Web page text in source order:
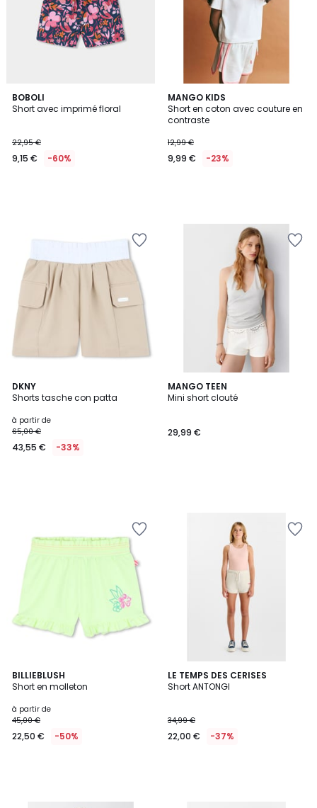
BOBOLI
Short avec imprimé floral
22,95 €
9,15 € -60%
MANGO KIDS
Short en coton avec couture en
contraste
12,99 €
9,99 € -23%
DKNY
Shorts tasche con patta
à partir de
65,00 €
43,55 € -33%
MANGO TEEN
Mini short clouté
29,99 €
BILLIEBLUSH
Short en molleton
à partir de
45,00 €
22,50 € -50%
LE TEMPS DES CERISES
Short ANTONGI
34,99 €
22,00 € -37%